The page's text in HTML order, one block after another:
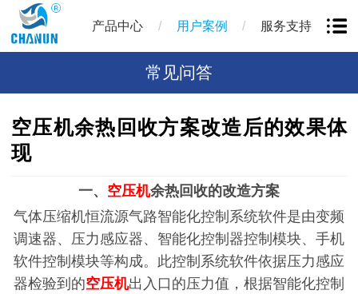
产品中心 / 用户案例 / 服务支持
常见问答
空压机余热回收方案改造后的效果体
现
一、 空压机余热回收的改造方案
气体压缩机恒流源气路智能化控制系统软件是由变频
调速器、压力感应器、智能化控制器控制模块、手机
软件控制模块等构成。此控制系统软件依据压力感应
器检验到的空压机出入口的压力值，根据智能化控制